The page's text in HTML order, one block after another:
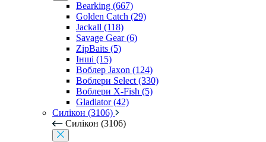
Bearking (667)
Golden Catch (29)
Jackall (118)
Savage Gear (6)
ZipBaits (5)
Інші (15)
Воблер Jaxon (124)
Воблери Select (330)
Воблери X-Fish (5)
Gladiator (42)
Силікон (3106)
Силікон (3106)